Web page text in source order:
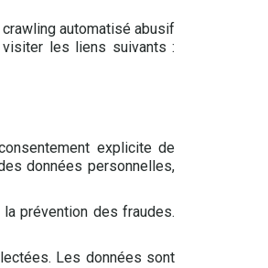
automatisé abusif
les liens suivants :
explicite de
données personnelles,
prévention des fraudes.
Les données sont